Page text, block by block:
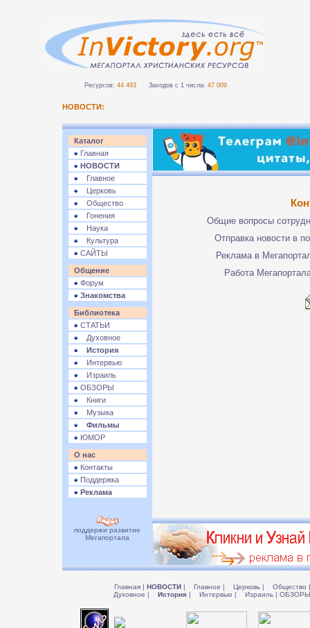
Ресурсов: 44 493 Заходов с 1 числа: 47 009
НОВОСТИ:
Каталог
Главная
НОВОСТИ
Главное
Церковь
Общество
Гонения
Наука
Культура
САЙТЫ
Общение
Форум
Знакомства
Библиотека
СТАТЬИ
Духовное
История
Интервью
Израиль
ОБЗОРЫ
Книги
Музыка
Фильмы
ЮМОР
О нас
Контакты
Поддержка
Реклама
Общие вопросы
Отправка новости в
Реклама в
Работа
поддержи развитие
Мегапортала
Главная | НОВОСТИ | Главное | Церковь | Общество |
Духовное | История | Интервью | Израиль |